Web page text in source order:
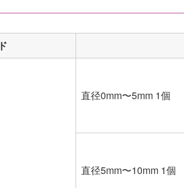
直径0mm〜5mm 1個
直径5mm〜10mm 1個